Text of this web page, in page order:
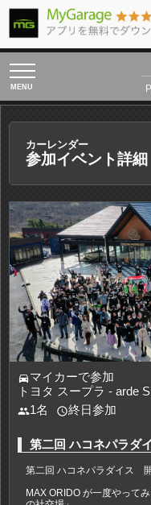
toggle
navigation
カーレンダー
参加イベント詳細
directions_carマイカーで参加
トヨタ スープラ - arde
people1名 access_time終日参加
第二回 ハコネパラダ
第二回 ハコネパラダイス
MAX ORIDO が一度やって